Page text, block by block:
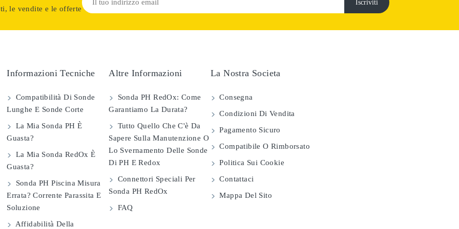
le vendite e le offerte
Informazioni Tecniche
Compatibilità Di Sonde
Lunghe E Sonde Corte
La Mia Sonda PH È
Guasta?
La Mia Sonda RedOx È
Guasta?
Sonda PH Piscina Misura
Errata? Corrente Parassita E
Soluzione
Affidabilità Della
Altre Informazioni
Sonda PH RedOx: Come
Garantiamo La Durata?
Tutto Quello Che C'è Da
Sapere Sulla Manutenzione O
Lo Svernamento Delle Sonde
Di PH E Redox
Connettori Speciali Per
Sonda PH RedOx
FAQ
La Nostra Societa
Consegna
Condizioni Di Vendita
Pagamento Sicuro
Compatibile O Rimborsato
Politica Sui Cookie
Contattaci
Mappa Del Sito